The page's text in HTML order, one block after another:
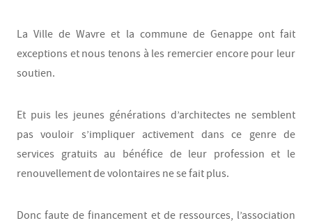
La Ville de Wavre et la commune de Genappe ont fait
exceptions et nous tenons à les remercier encore pour leur
soutien.
Et puis les jeunes générations d’architectes ne semblent
pas vouloir s’impliquer activement dans ce genre de
services gratuits au bénéfice de leur profession et le
renouvellement de volontaires ne se fait plus.
Donc faute de financement et de ressources, l’association